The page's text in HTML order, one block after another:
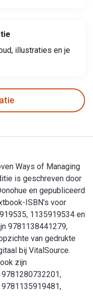
illustraties en je
Ways of Managing
is geschreven door
en gepubliceerd
ISBN's voor
1135919534 en
9781138441279,
van gedrukte
bij VitalSource.
zijn